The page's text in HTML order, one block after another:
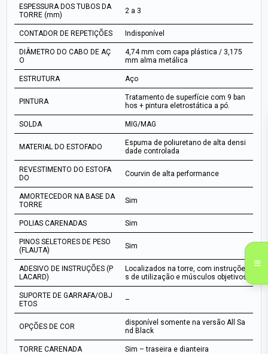
ESPESSURA DOS TUBOS DA
TORRE (mm)
2 a 3
CONTADOR DE REPETIÇÕES Indisponível
DIÂMETRO DO CABO DE AÇ
O
4,74 mm com capa plástica / 3,175
mm alma metálica
ESTRUTURA Aço
PINTURA
Tratamento de superfície com 9 ban
hos + pintura eletrostática a pó.
SOLDA MIG/MAG
MATERIAL DO ESTOFADO
Espuma de poliuretano de alta densi
dade controlada
REVESTIMENTO DO ESTOFA
DO
Courvin de alta performance
AMORTECEDOR NA BASE DA
TORRE
Sim
POLIAS CARENADAS Sim
PINOS SELETORES DE PESO
(FLAUTA)
Sim
ADESIVO DE INSTRUÇÕES (P
LACARD)
Localizados na torre, com instruçõe
s de utilização e músculos objetivos
SUPORTE DE GARRAFA/OBJ
ETOS
–
OPÇÕES DE COR
disponível somente na versão All Sa
nd Black
TORRE CARENADA Sim – traseira e dianteira